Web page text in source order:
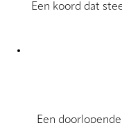
Een koord dat
Een